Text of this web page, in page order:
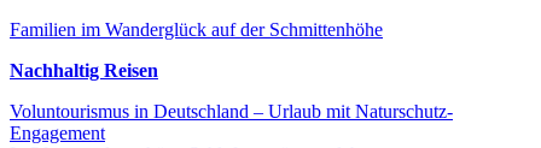
Familien im Wanderglück auf der Schmittenhöhe
Nachhaltig Reisen
Voluntourismus in Deutschland – Urlaub mit Naturschutz-
Engagement